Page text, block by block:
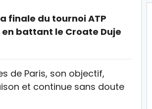
finale du tournoi ATP
battant le Croate Duje
de Paris, son objectif,
et continue sans doute